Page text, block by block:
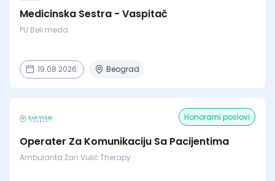
Medicinska Sestra - Vaspitač
PU Beli meda
19.08.2026. Beograd
Honorarni poslovi
Operater Za Komunikaciju Sa Pacijentima
Ambulanta Žan Vulić Therapy